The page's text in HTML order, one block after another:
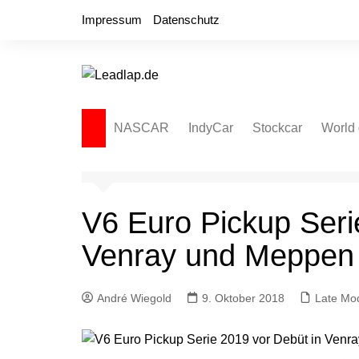
Impressum Datenschutz
NASCAR
NASCAR Truck Series
NASCAR Euro Series
NASCAR Brasil Series
NASCAR Mexico Series
IndyCar Stockcar World
V6 Euro Pickup
Venray und Meppen
André Wiegold 9. Oktober 2018 Late